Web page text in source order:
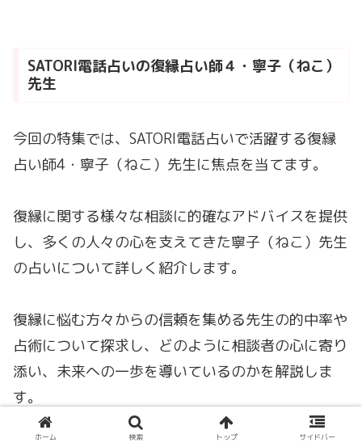
SATORI電話占いの復縁占い師４・寧子（ねこ）
先生
今回の特集では、SATORI電話占いで活躍する復縁
占い師4・寧子（ねこ）先生に焦点を当てます。
復縁に関する様々な相談に的確なアドバイスを提供
し、多くの人々の心を支えてきた寧子（ねこ）先生
の占いについて詳しく紹介します。
復縁に悩む方々からの信頼を集める先生の的中率や
占術について探求し、どのように相談者の心に寄り
添い、未来への一歩を導いているのかを解説しま
す。
ホーム 検索 トップ サイドバー